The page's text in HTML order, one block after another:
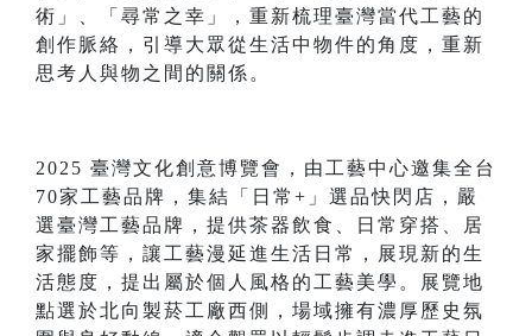
術」、「尋常之幸」，重新梳理臺灣當代工藝的
創作脈絡，引導大眾從生活中物件的角度，重新
思考人與物之間的關係。
2025 臺灣文化創意博覽會，由工藝中心邀集全台
70家工藝品牌，集結「日常+」選品快閃店，嚴
選臺灣工藝品牌，提供茶器飲食、日常穿搭、居
家擺飾等，讓工藝漫延進生活日常，展現新的生
活態度，提出屬於個人風格的工藝美學。展覽地
點選於北向製菸工廠西側，場域擁有濃厚歷史氛